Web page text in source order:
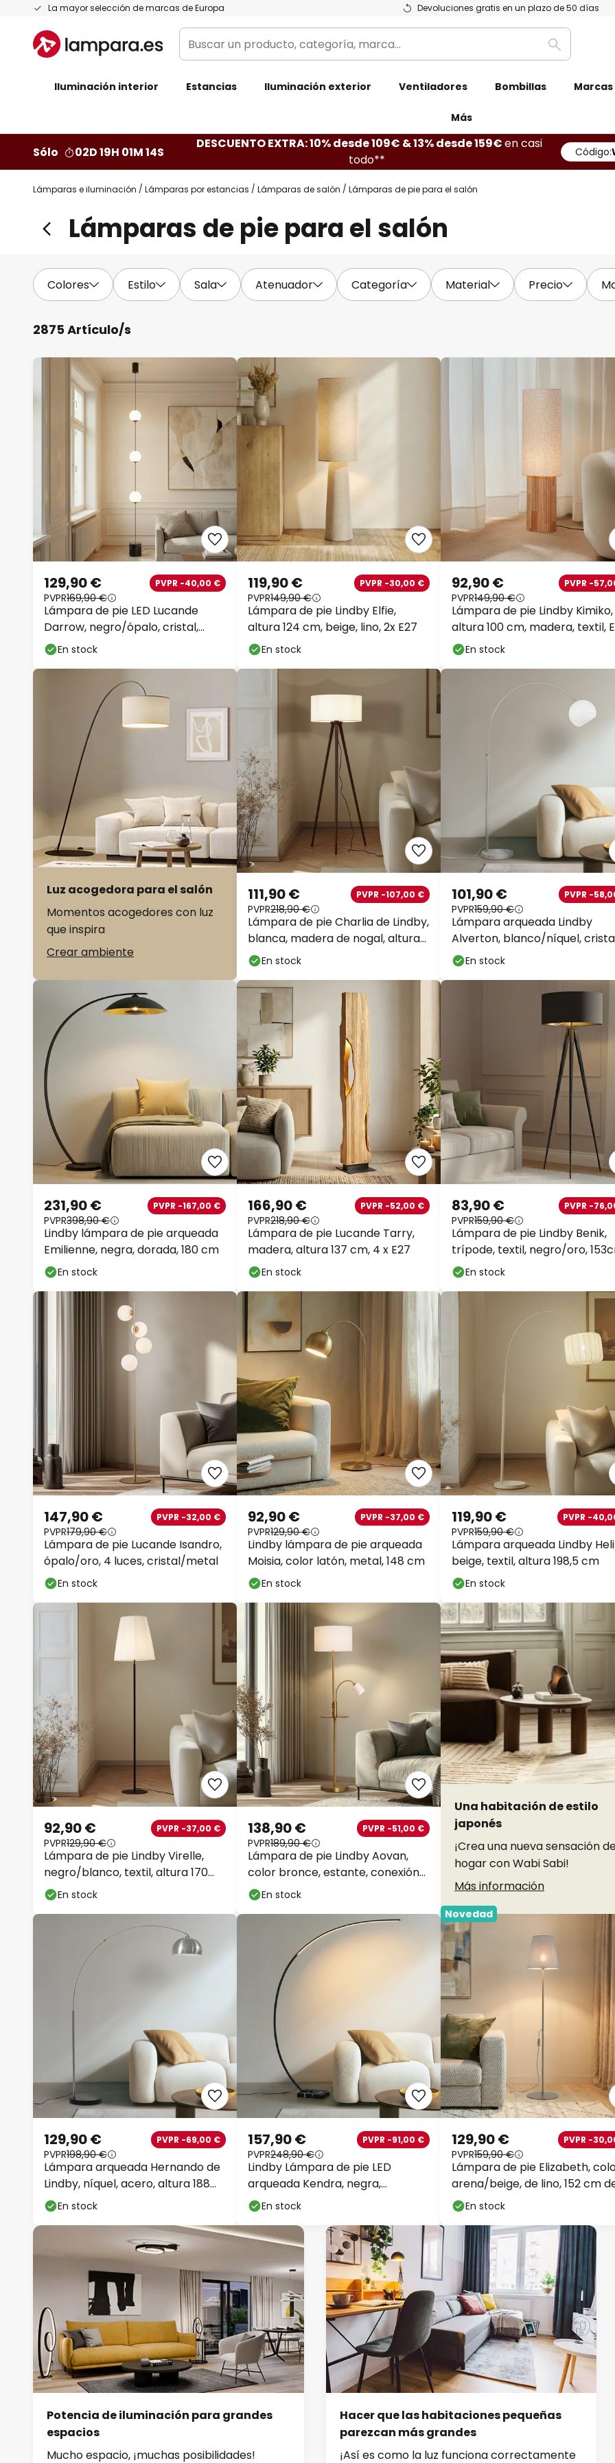
La mayor selección de marcas de Europa Devoluciones gratis en un plazo de 50 días
Ir
contenido
Buscar
un
categoría,
Buscar
Iluminación interior Estancias Iluminación exterior Ventiladores Bombillas Marcas
Más
Sólo 02D 19H 01M 12S
DESCUENTO EXTRA: 10% desde 109€ & 13% desde 159€en casi
todo**
Código:
Lámparas e iluminación Lámparas por estancias Lámparas de salón Lámparas de pie para el salón
Lámparas de pie para el salón
Colores Estilo Sala Atenuador Categoría Material Precio
2875 Artículo/s
Lámpara de pie LED Lucande
Darrow, negro/ópalo, cristal,
atenuable
129,90 € PVPR -40,00 €
PVPR169,90 €
En stock
Lámpara de pie Lindby Elfie,
altura 124 cm, beige, lino, 2x E27
119,90 € PVPR -30,00 €
PVPR149,90 €
En stock
Lámpara de pie Lindby Kimiko,
altura 100 cm, madera, textil,
92,90 € PVPR -
PVPR149,90 €
En stock
Luz acogedora para el salón
Momentos acogedores con luz
que inspira
Crear ambiente
Lámpara de pie Charlia de Lindby,
blanca, madera de nogal, altura
150 cm
111,90 € PVPR -107,00 €
PVPR218,90 €
En stock
Lámpara arqueada Lindby
Alverton, blanco/níquel,
197 cm
101,90 € PVPR -
PVPR159,90 €
En stock
Lindby lámpara de pie arqueada
Emilienne, negra, dorada, 180 cm
231,90 € PVPR -167,00 €
PVPR398,90 €
En stock
Lámpara de pie Lucande Tarry,
madera, altura 137 cm, 4 x E27
166,90 € PVPR -52,00 €
PVPR218,90 €
En stock
Lámpara de pie Lindby Benik,
trípode, textil, negro/oro,
83,90 € PVPR -
PVPR159,90 €
En stock
Lámpara de pie Lucande Isandro,
ópalo/oro, 4 luces, cristal/metal
147,90 € PVPR -32,00 €
PVPR179,90 €
En stock
Lindby lámpara de pie arqueada
Moisia, color latón, metal, 148 cm
92,90 € PVPR -37,00 €
PVPR129,90 €
En stock
Lámpara arqueada Lindby
beige, textil, altura 198,5 cm
119,90 € PVPR -
PVPR159,90 €
En stock
Lámpara de pie Lindby Virelle,
negro/blanco, textil, altura 170
cm
92,90 € PVPR -37,00 €
PVPR129,90 €
En stock
Lámpara de pie Lindby Aovan,
color bronce, estante, conexión
USB
138,90 € PVPR -51,00 €
PVPR189,90 €
En stock
Una habitación de estilo
japonés
¡Crea una nueva sensación
hogar con Wabi Sabi!
Más información
Lámpara arqueada Hernando de
Lindby, níquel, acero, altura 188
cm
129,90 € PVPR -69,00 €
PVPR198,90 €
En stock
Lindby Lámpara de pie LED
arqueada Kendra, negra,
aluminio, altura 180cm
157,90 € PVPR -91,00 €
PVPR248,90 €
En stock
Novedad
Lámpara de pie Elizabeth,
arena/beige, de lino, 152 cm
altura, E27
129,90 € PVPR -
PVPR159,90 €
En stock
Potencia de iluminación para grandes
espacios
Mucho espacio, ¡muchas posibilidades!
Hacer que las habitaciones pequeñas
parezcan más grandes
¡Así es como la luz funciona correctamente